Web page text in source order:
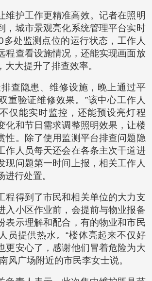
维护工作更精准高效。记者在照明
，城市景观亮化系统管理平台实时
多处监测点位的运行状态，工作人
程查看设施情况，还能实现画面放
大大提升了排查效率。
排查隐患、维修设施，晚上通过平
重验证维修效果。”该中心工作人
仅能实时监控，还能预设亮灯程
化和节日需求调整照明效果，让楼
性。除了使用监测平台排查问题隐
作人员每天还会在各条主次干道进
现问题第一时间上报，相关工作人
进行处置。
程得到了市民和相关单位的大力支
入小区作业前，会提前与物业报备
表示理解和配合，有的物业和市民
员提供热水。“楼体亮起来不仅好
更安心了，感谢他们冒着危险为大
风广场附近的市民李女士说。